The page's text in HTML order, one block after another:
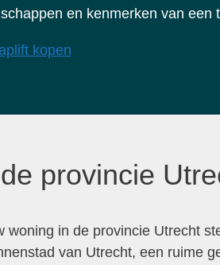
en kenmerken van een
provincie
in de provincie Utrecht
van Utrecht, een ruime